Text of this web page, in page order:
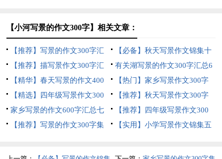
【小河写景的作文300字】相关文章：
【推荐】写景的作文300字汇
总六篇
【必备】秋天写景作文锦集十
篇
【推荐】描写景作文300字汇
编9篇
有关湖写景的作文300字汇总6
篇
【精华】春天写景的作文400
字汇编7篇
【热门】家乡写景作文300字
锦集6篇
【精选】四年级写景作文300
字汇总十篇
【推荐】秋天写景作文300字
集合八篇
家乡写景的作文600字汇总七
篇
【推荐】四年级写景作文300
字汇总6篇
【推荐】写景的作文300字集
【实用】小学写景作文锦集五